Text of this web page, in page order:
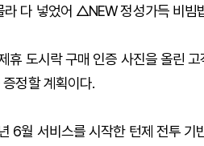
다 넣었어 △NEW 정성가득 비빔
도시락 구매 인증 사진을 올린 고
정할 계획이다.
월 서비스를 시작한 턴제 전투 기